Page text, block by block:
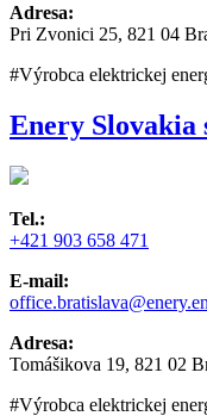
Adresa:
Pri Zvonici 25, 821 04
#Výrobca elektrickej
Enery Slovakia
Tel.:
+421 903 658 471
E-mail:
Adresa:
Tomášikova 19, 821 02
#Výrobca elektrickej